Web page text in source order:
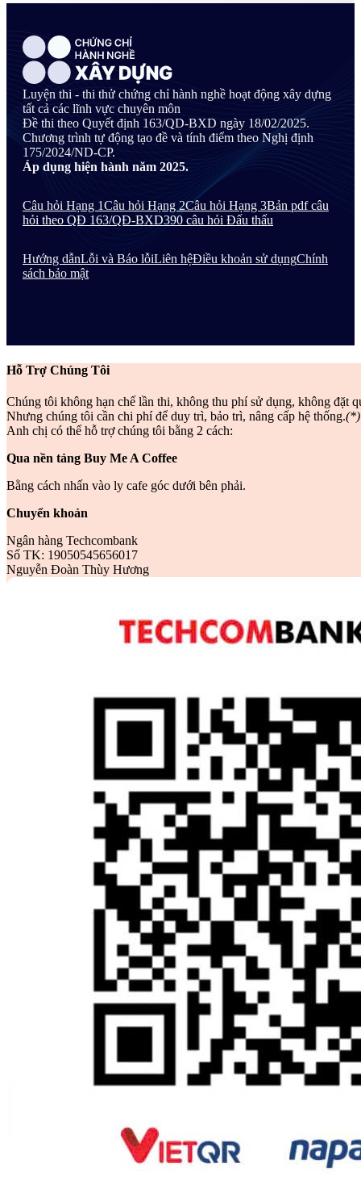
Luyện thi - thi thử chứng chỉ hành nghề hoạt động xây dựng
tất cả các lĩnh vực chuyên môn
Đề thi theo Quyết định 163/QD-BXD ngày 18/02/2025.
Chương trình tự động tạo đề và tính điểm theo Nghị định
175/2024/ND-CP.
Áp dụng hiện hành năm 2025.
Câu hỏi Hạng 1Câu hỏi Hạng 2Câu hỏi Hạng 3Bản pdf câu
hỏi theo QĐ 163/QĐ-BXD390 câu hỏi Đấu thấu
Hướng dẫnLỗi và Báo lỗiLiên hệĐiều khoản sử dụngChính
sách bảo mật
Hỗ Trợ Chúng Tôi
Chúng tôi không hạn chế lần thi, không thu phí sử dụng, không đặt
Nhưng chúng tôi cần chi phí để duy trì, bảo trì, nâng cấp hệ thống.(*)
Anh chị có thể hỗ trợ chúng tôi bằng 2 cách:
Qua nền tảng Buy Me A Coffee
Bằng cách nhấn vào ly cafe góc dưới bên phải.
Chuyển khoản
Ngân hàng Techcombank
Số TK: 19050545656017
Nguyễn Đoàn Thùy Hương